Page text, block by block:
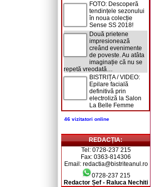
FOTO: Descoperă
tendințele sezonului
în noua colecție
Sense SS 2018!
Două prietene
impresionează
creând evenimente
de poveste. Au atâta
imaginație că nu se
repetă vreodată…
BISTRIȚA / VIDEO:
Epilare facială
definitivă prin
electroliză la Salon
La Belle Femme
46 vizitatori online
REDACȚIA:
Tel: 0728-237 215
Fax: 0363-814306
Email: redactia@bistriteanul.ro
0728-237 215
Redactor Șef - Raluca Nechiti